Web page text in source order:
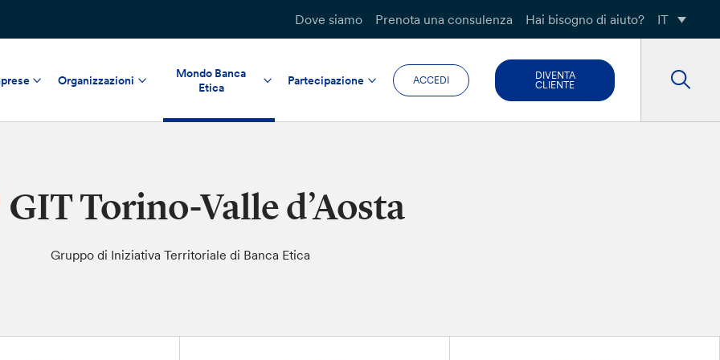
Dove siamo Prenota una consulenza Hai bisogno di aiuto? IT
Organizzazioni
Mondo Banca
Etica
Partecipazione ACCEDI
DIVENTA
CLIENTE
GIT Torino-Valle d’Aosta
Gruppo di Iniziativa Territoriale di Banca Etica